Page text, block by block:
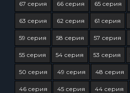
67 серия 66 серия 65 серия
63 серия 62 серия 61 серия
59 серия 58 серия 57 серия
55 серия 54 серия 53 серия
50 серия 49 серия 48 серия
46 серия 45 серия 44 серия